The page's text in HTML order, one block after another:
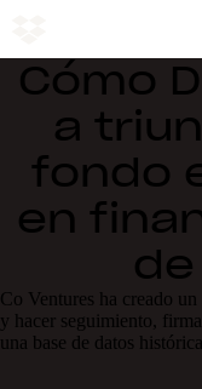
Cómo
a
fondo
en
Co Ventures ha creado
y hacer seguimiento,
una base de datos